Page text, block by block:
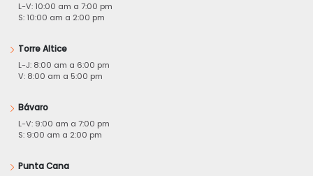
L-V: 10:00 am a 7:00 pm
S: 10:00 am a 2:00 pm
Torre Altice
L-J: 8:00 am a 6:00 pm
V: 8:00 am a 5:00 pm
Bávaro
L-V: 9:00 am a 7:00 pm
S: 9:00 am a 2:00 pm
Punta Cana